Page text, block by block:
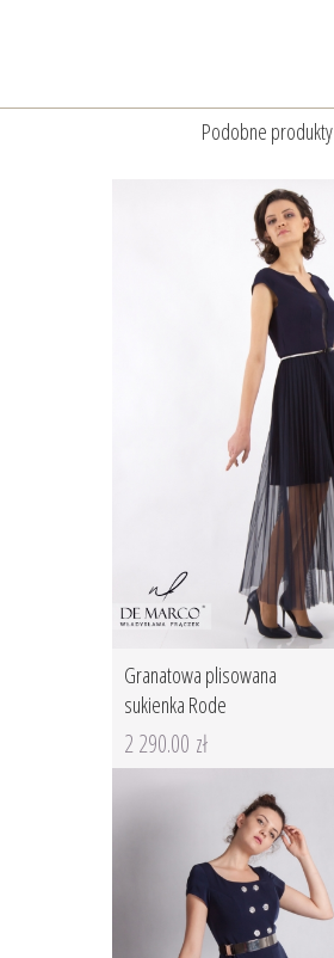
Podobne produkty
Granatowa plisowana
sukienka Rode
2 290.00 zł